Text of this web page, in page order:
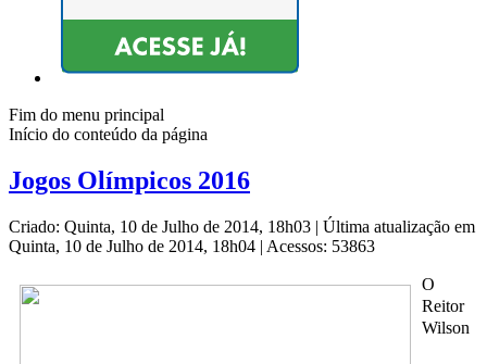
Fim do menu principal
Início do conteúdo da página
Jogos Olímpicos 2016
Criado: Quinta, 10 de Julho de 2014, 18h03 | Última atualização em
Quinta, 10 de Julho de 2014, 18h04 | Acessos: 53863
O
Reitor
Wilson